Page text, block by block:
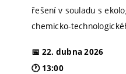
řešení v souladu s
chemicko-
📅 22. dubna 2026
🕐 13:00